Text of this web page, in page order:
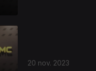
20 nov. 2023